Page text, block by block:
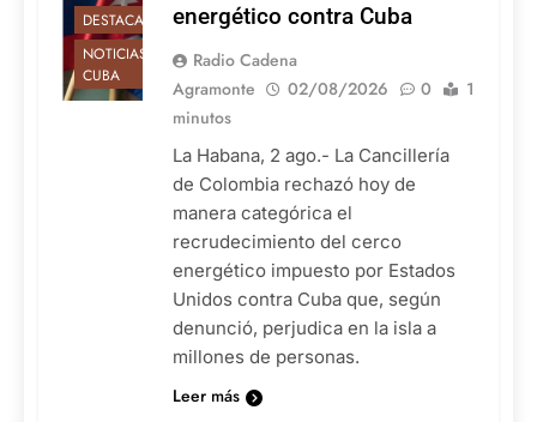
DESTACADAS
NOTICIAS DE
CUBA
energético contra Cuba
Radio Cadena
Agramonte
02/08/2026 0
1
minutos
La Habana, 2 ago.- La Cancillería
de Colombia rechazó hoy de
manera categórica el
recrudecimiento del cerco
energético impuesto por Estados
Unidos contra Cuba que, según
denunció, perjudica en la isla a
millones de personas.
Leer más